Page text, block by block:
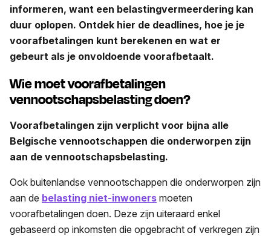
informeren, want een belastingvermeerdering kan
duur oplopen. Ontdek hier de deadlines, hoe je je
voorafbetalingen kunt berekenen en wat er
gebeurt als je onvoldoende voorafbetaalt.
Wie moet voorafbetalingen
vennootschapsbelasting doen?
Voorafbetalingen zijn verplicht voor bijna alle
Belgische vennootschappen die onderworpen zijn
aan de vennootschapsbelasting.
Ook buitenlandse vennootschappen die onderworpen zijn
aan de belasting niet-inwoners moeten
voorafbetalingen doen. Deze zijn uiteraard enkel
gebaseerd op inkomsten die opgebracht of verkregen zijn